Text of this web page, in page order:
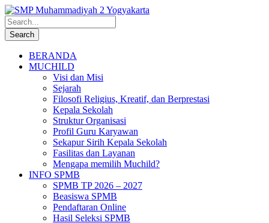
BERANDA
MUCHILD
Visi dan Misi
Sejarah
Filosofi Religius, Kreatif, dan Berprestasi
Kepala Sekolah
Struktur Organisasi
Profil Guru Karyawan
Sekapur Sirih Kepala Sekolah
Fasilitas dan Layanan
Mengapa memilih Muchild?
INFO SPMB
SPMB TP 2026 – 2027
Beasiswa SPMB
Pendaftaran Online
Hasil Seleksi SPMB